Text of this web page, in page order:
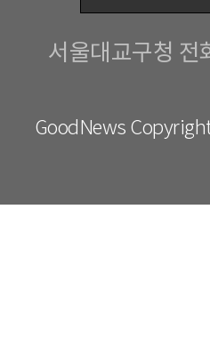
서울대교구청 전
GoodNews